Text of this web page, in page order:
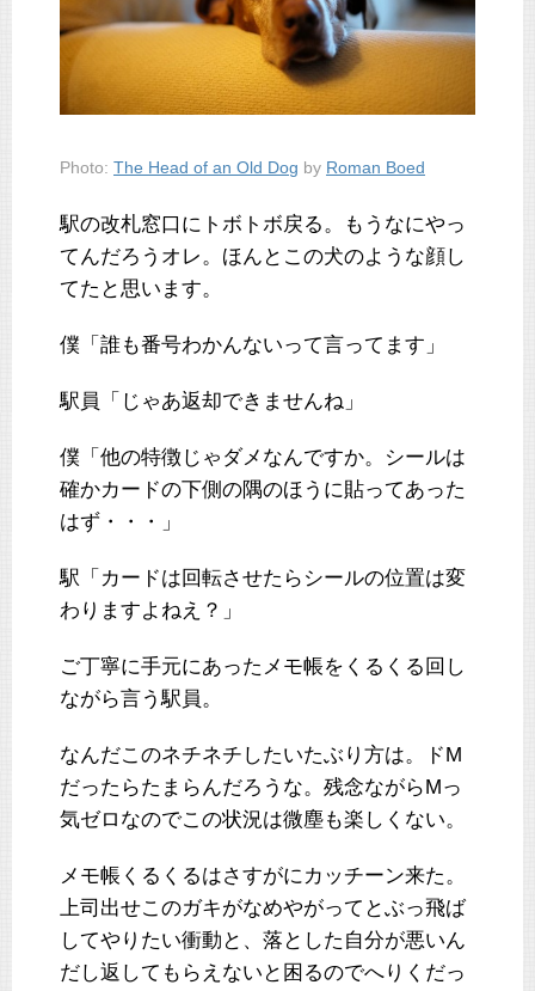
Photo: The Head of an Old Dog by Roman Boed
駅の改札窓口にトボトボ戻る。もうなにやっ
てんだろうオレ。ほんとこの犬のような顔し
てたと思います。
僕「誰も番号わかんないって言ってます」
駅員「じゃあ返却できませんね」
僕「他の特徴じゃダメなんですか。シールは
確かカードの下側の隅のほうに貼ってあった
はず・・・」
駅「カードは回転させたらシールの位置は変
わりますよねえ？」
ご丁寧に手元にあったメモ帳をくるくる回し
ながら言う駅員。
なんだこのネチネチしたいたぶり方は。ドM
だったらたまらんだろうな。残念ながらMっ
気ゼロなのでこの状況は微塵も楽しくない。
メモ帳くるくるはさすがにカッチーン来た。
上司出せこのガキがなめやがってとぶっ飛ば
してやりたい衝動と、落とした自分が悪いん
だし返してもらえないと困るのでへりくだっ